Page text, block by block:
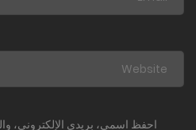
احفظ اسمي، بريدي الإلكتروني،